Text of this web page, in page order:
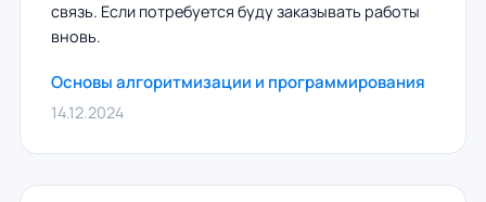
связь. Если потребуется буду заказывать работы
вновь.
Основы алгоритмизации и программирования
14.12.2024